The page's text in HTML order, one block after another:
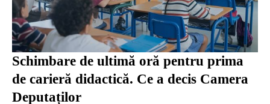
Schimbare de ultimă oră pentru prima
de carieră didactică. Ce a decis Camera
Deputaților